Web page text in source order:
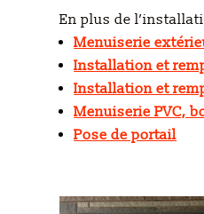
En plus de
Menuiserie
Installation et
Installation et
Menuiserie PVC,
Pose de portail